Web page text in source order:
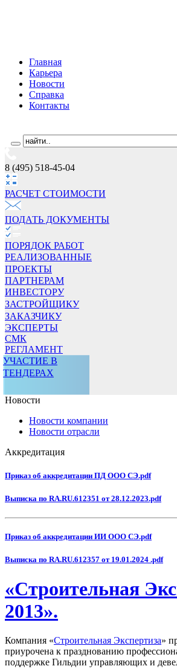
Главная
Карьера
Новости
Справка
Контакты
8 (495) 518-45-04
РАСЧЕТ СТОИМОCТИ
ПОДАТЬ ДОКУМЕНТЫ
ПОРЯДОК РАБОТ
РЕАЛИЗОВАННЫЕ
ПРОЕКТЫ
ПАРТНЕРАМ
ИНВЕСТОРУ
ЗАСТРОЙЩИКУ
ЗАКАЗЧИКУ
ЭКСПЕРТЫ
СМК
РЕГЛАМЕНТ
УЧАСТИЕ В
ТЕНДЕРАХ
Новости
Новости компании
Новости отрасли
Аккредитация
Приказ об аккредитации ПД ООО СЭ.pdf
Выписка по RA.RU.612351 от 28.12.2023.pdf
Приказ об аккредитации ИИ ООО СЭ.pdf
Выписка по RA.RU.612357 от 19.01.2024 .pdf
«Строительная
2013».
Компания «Строительная Экспертиза»
приурочена к празднованию
поддержке Гильдии управляющих и